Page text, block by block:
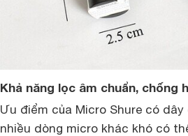
Khả năng lọc âm chuẩn, chống
Ưu điểm của Micro Shure có
nhiều dòng micro khác khó có